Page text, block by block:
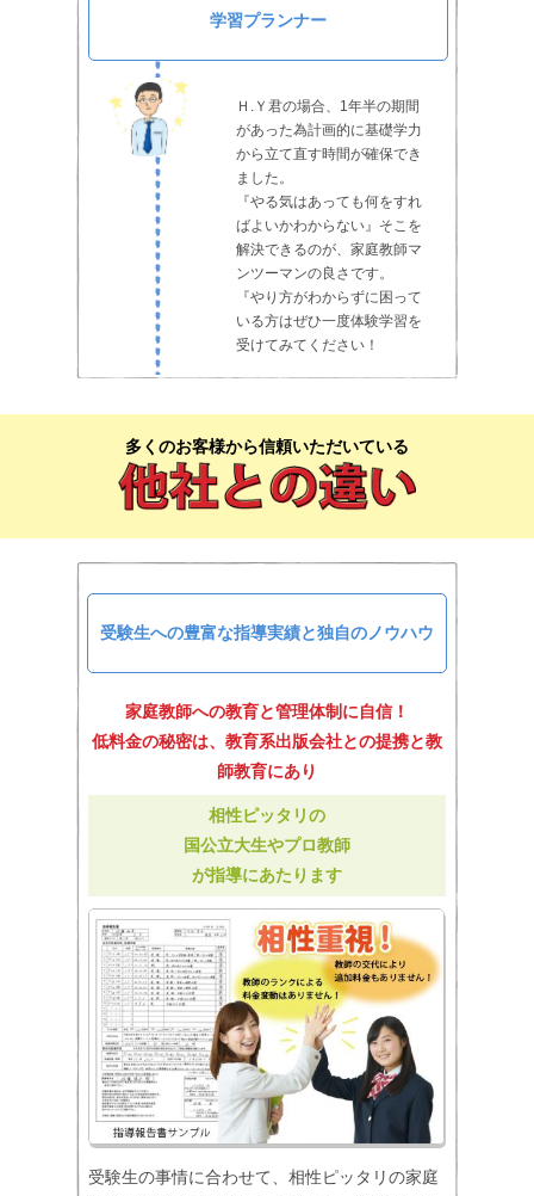
学習プランナー
Ｈ.Ｙ君の場合、1年半の期間
があった為計画的に基礎学力
から立て直す時間が確保でき
ました。
『やる気はあっても何をすれ
ばよいかわからない』そこを
解決できるのが、家庭教師マ
ンツーマンの良さです。
『やり方がわからずに困って
いる方はぜひ一度体験学習を
受けてみてください！
多くのお客様から信頼いただいている
受験生への豊富な指導実績と独自のノウハウ
家庭教師への教育と管理体制に自信！
低料金の秘密は、教育系出版会社との提携と教
師教育にあり
相性ピッタリの
国公立大生やプロ教師
が指導にあたります
受験生の事情に合わせて、相性ピッタリの家庭